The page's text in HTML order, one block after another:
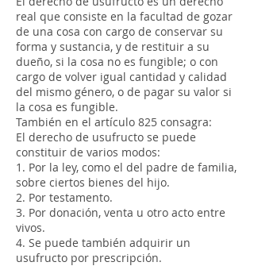
real que consiste en la facultad de gozar
de una cosa con cargo de conservar su
forma y sustancia, y de restituir a su
dueño, si la cosa no es fungible; o con
cargo de volver igual cantidad y calidad
del mismo género, o de pagar su valor si
la cosa es fungible.
También en el artículo 825 consagra:
El derecho de usufructo se puede
constituir de varios modos:
1. Por la ley, como el del padre de familia,
sobre ciertos bienes del hijo.
2. Por testamento.
3. Por donación, venta u otro acto entre
vivos.
4. Se puede también adquirir un
usufructo por prescripción.